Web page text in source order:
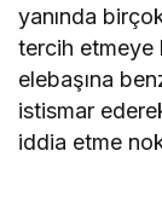
yanında
tercih etmeye
elebaşına
istismar
iddia etme